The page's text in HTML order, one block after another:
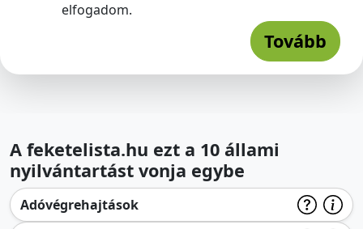
elfogadom.
Tovább
A feketelista.hu ezt a 10 állami
nyilvántartást vonja egybe
Adóvégrehajtások